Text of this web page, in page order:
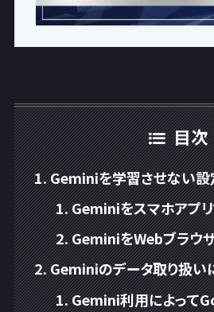
目次
Geminiを学習させない
Geminiをスマホアプ
GeminiをWebブラウ
Geminiのデータ取り扱い
Gemini利用によって